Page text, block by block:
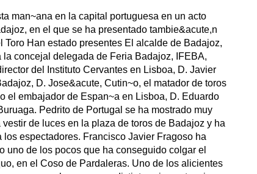
man~ana en la capital portuguesa en un acto
en el que se ha presentado tambie&acute,n
Han estado presentes El alcalde de Badajoz,
concejal delegada de Feria Badajoz, IFEBA,
del Instituto Cervantes en Lisboa, D. Javier
D. Jose&acute, Cutin~o, el matador de toros
el embajador de Espan~a en Lisboa, D. Eduardo
Pedrito de Portugal se ha mostrado muy
de luces en la plaza de toros de Badajoz y ha
espectadores. Francisco Javier Fragoso ha
uno de los pocos que ha conseguido colgar el
en el Coso de Pardaleras. Uno de los alicientes